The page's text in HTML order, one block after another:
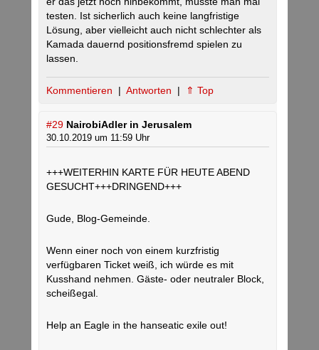
testen. Ist sicherlich auch keine langfristige
Lösung, aber vielleicht auch nicht schlechter als
Kamada dauernd positionsfremd spielen zu
lassen.
Kommentieren | Antworten | ⇑ Top
#29 NairobiAdler in Jerusalem
30.10.2019 um 11:59 Uhr
+++WEITERHIN KARTE FÜR HEUTE ABEND
GESUCHT+++DRINGEND+++
Gude, Blog-Gemeinde.
Wenn einer noch von einem kurzfristig
verfügbaren Ticket weiß, ich würde es mit
Kusshand nehmen. Gäste- oder neutraler Block,
scheißegal.
Help an Eagle in the hanseatic exile out!